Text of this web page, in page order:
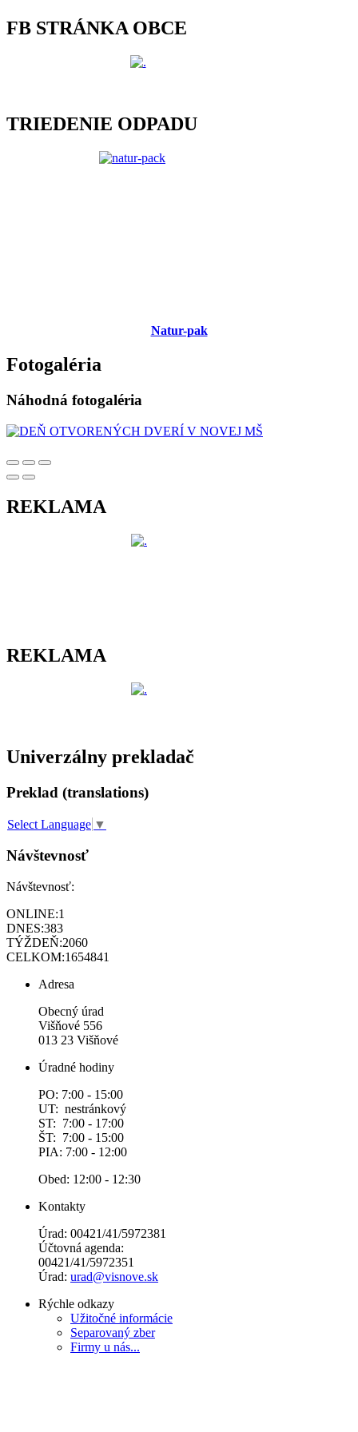
FB STRÁNKA OBCE
TRIEDENIE ODPADU
Natur-pak
Fotogaléria
Náhodná fotogaléria
REKLAMA
REKLAMA
Univerzálny prekladač
Preklad (translations)
Select Language ▼
Návštevnosť
Návštevnosť:
ONLINE:1
DNES:383
TÝŽDEŇ:2060
CELKOM:1654841
Adresa
Obecný úrad
Višňové 556
013 23 Višňové
Úradné hodiny
PO: 7:00 - 15:00
UT: nestránkový
ST: 7:00 - 17:00
ŠT: 7:00 - 15:00
PIA: 7:00 - 12:00
Obed: 12:00 - 12:30
Kontakty
Úrad: 00421/41/5972381
Účtovná agenda:
00421/41/5972351
Úrad: urad@visnove.sk
Rýchle odkazy
Užitočné informácie
Separovaný zber
Firmy u nás...